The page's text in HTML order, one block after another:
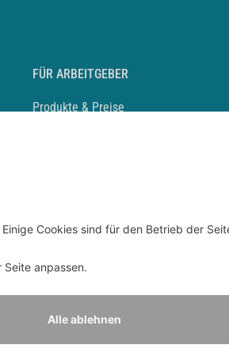
FÜR ARBEITGEBER
Produkte & Preise